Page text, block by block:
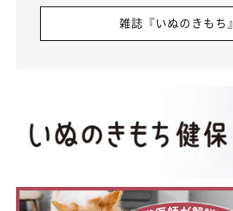
雑誌『いぬのきもち』